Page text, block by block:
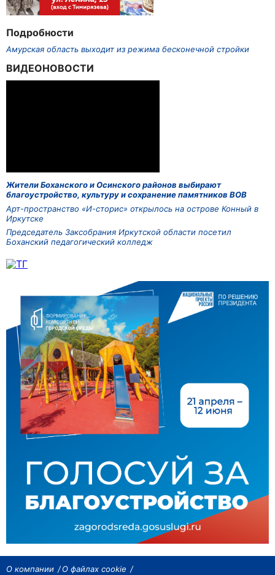
Подробности
Амурская область выходит из режима бесконечной стройки
ВИДЕОНОВОСТИ
Жители Боханского и Осинского районов выбирают
благоустройство, культуру и сохранение памятников ВОВ
Арт-пространство «И-сторис» открылось на острове Конный в
Иркутске
Председатель Заксобрания Иркутской области посетил
Боханский педагогический колледж
О компании О файлах cookie